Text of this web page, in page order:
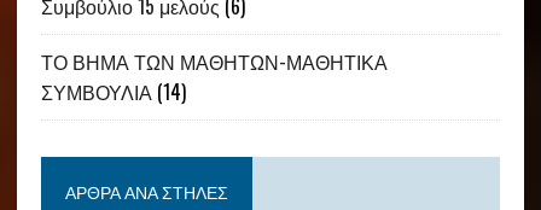
Συμβούλιο 15 μελούς (6)
ΤΟ ΒΗΜΑ ΤΩΝ ΜΑΘΗΤΩΝ-ΜΑΘΗΤΙΚΑ
ΣΥΜΒΟΥΛΙΑ(14)
ΆΡΘΡΑ ΑΝΆ ΣΤΉΛΕΣ